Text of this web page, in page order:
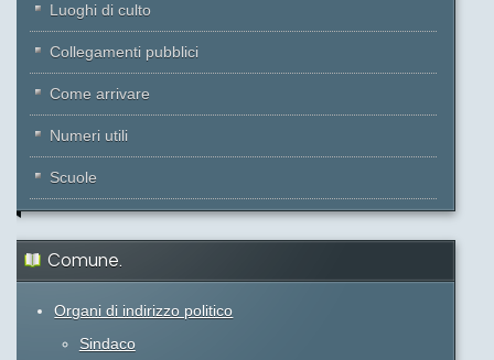
Luoghi di culto
Collegamenti pubblici
Come arrivare
Numeri utili
Scuole
Comune.
Organi di indirizzo politico
Sindaco